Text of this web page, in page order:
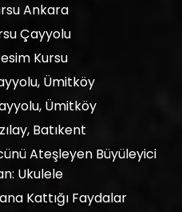
Ankara
Çayyolu
Kursu
Ümitköy
Ümitköy
Batıkent
Ateşleyen Büyüleyici
Ukulele
Kattığı Faydalar